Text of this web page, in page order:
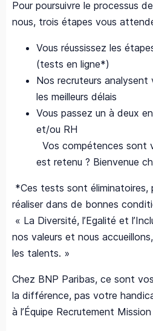
Pour poursuivre le processus
nous, trois étapes vous
Vous réussissez les
(tests en ligne*)
Nos recruteurs
les meilleurs délais
Vous passez un à deux
et/ou RH
Vos compétences sont
est retenu ? Bienvenue
*Ces tests sont éliminatoires,
réaliser dans de bonnes
« La Diversité, l’Egalité et
nos valeurs et nous
les talents. »
Chez BNP Paribas, ce sont
la différence, pas votre
à l’Équipe Recrutement